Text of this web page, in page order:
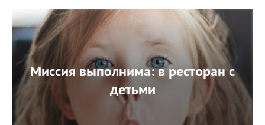
Миссия выполнима: в ресторан с
детьми